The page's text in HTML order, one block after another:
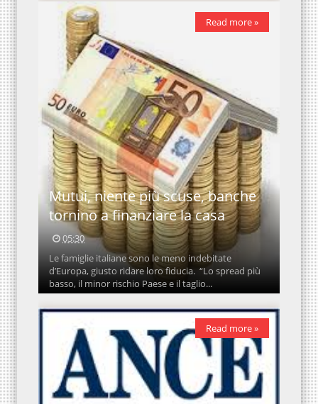
Mutui, niente più scuse, banche
tornino a finanziare la casa
05:30
Le famiglie italiane sono le meno indebitate
d’Europa, giusto ridare loro fiducia. “Lo spread più
basso, il minor rischio Paese e il taglio...
Read more »
Read more »